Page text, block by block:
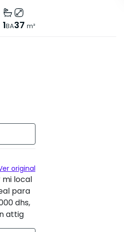
1BA37 m²
:
original
mi local
para
dhs,
attig
Bouzidi